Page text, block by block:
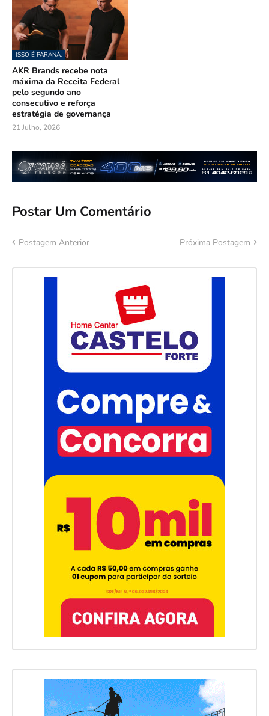
ISSO É PARANÁ.
AKR Brands recebe nota
máxima da Receita Federal
pelo segundo ano
consecutivo e reforça
estratégia de governança
21 Julho, 2026
Postar Um Comentário
Postagem Anterior Próxima Postagem